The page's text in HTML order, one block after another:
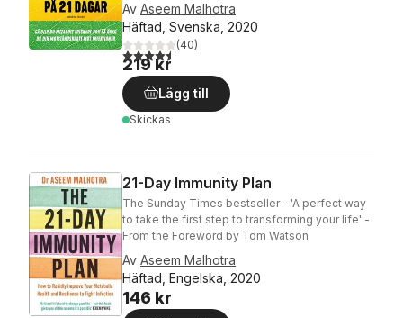
Av Aseem Malhotra
Häftad, Svenska, 2020
4,5utav 5 stjärnor. Totalt antal röster:
(40)
219 kr
Lägg till
Skickas
21-Day Immunity Plan
The Sunday Times bestseller - 'A perfect way
to take the first step to transforming your life' -
From the Foreword by Tom Watson
Av Aseem Malhotra
Häftad, Engelska, 2020
146 kr